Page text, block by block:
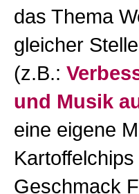
das Thema
gleicher
(z.B.:
und Musik
eine eigene
Geschmack